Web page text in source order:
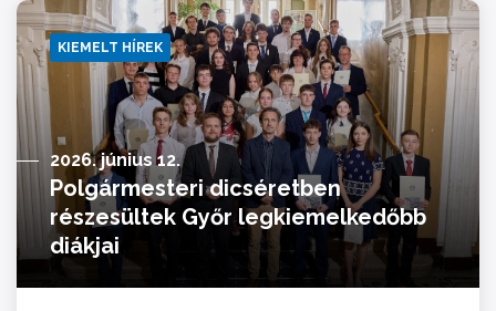
KIEMELT HÍREK
2026. június 12.
Polgármesteri dicséretben
részesültek Győr legkiemelkedőbb
diákjai